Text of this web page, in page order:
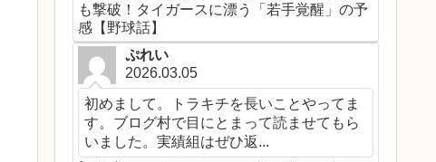
も撃破！タイガースに漂う「若手覚醒」の予
感【野球話】
ぷれい
2026.03.05
初めまして。トラキチを長いことやってま
す。ブログ村で目にとまって読ませてもら
いました。実績組はぜひ返...